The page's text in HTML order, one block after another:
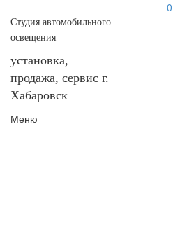
Студия автомобильного
освещения
установка,
продажа, сервис г.
Хабаровск
0
Меню